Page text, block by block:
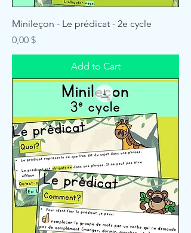
Minileçon - Le prédicat - 2e cycle
Price
0,00 $
Add to Cart